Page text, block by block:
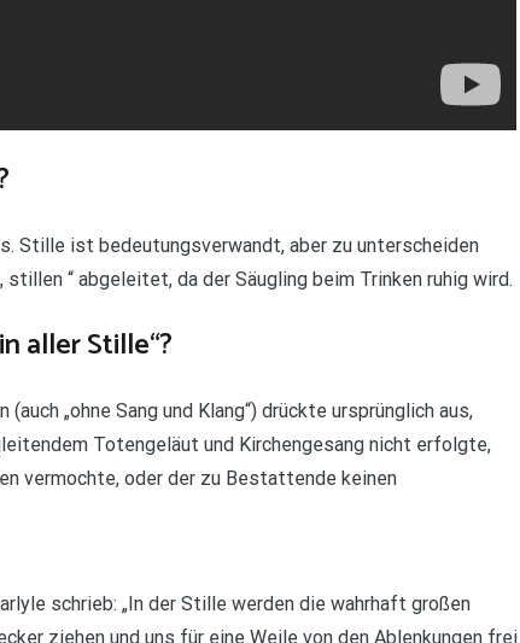
Stille ist bedeutungsverwandt, aber zu unterscheiden
“ abgeleitet, da der Säugling beim Trinken ruhig wird.
aller Stille“?
„ohne Sang und Klang“) drückte ursprünglich aus,
Totengeläut und Kirchengesang nicht erfolgte,
vermochte, oder der zu Bestattende keinen
schrieb: „In der Stille werden die wahrhaft großen
ziehen und uns für eine Weile von den Ablenkungen frei